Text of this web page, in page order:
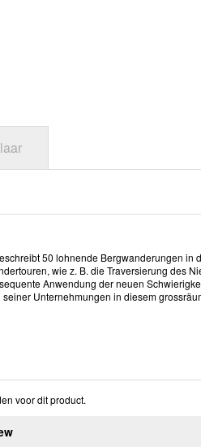
50 lohnende Bergwanderungen in
wie z. B. die Traversierung des
Anwendung der neuen
Unternehmungen in diesem
voor dit product.